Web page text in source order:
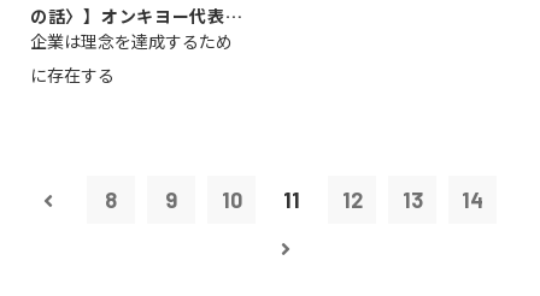
の話〉】オンキヨー代表取
締役会長兼社...
企業は理念を達成するため
に存在する
8 9 10 11 12 13 14